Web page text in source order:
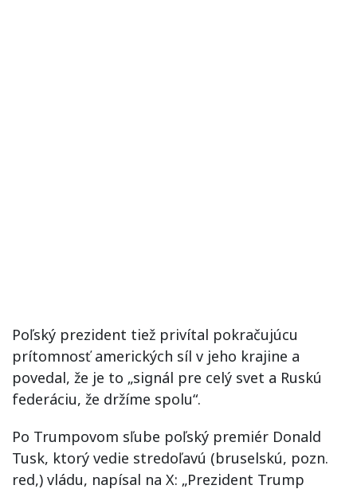
Poľský prezident tiež privítal pokračujúcu
prítomnosť amerických síl v jeho krajine a
povedal, že je to „signál pre celý svet a Ruskú
federáciu, že držíme spolu“.
Po Trumpovom sľube poľský premiér Donald
Tusk, ktorý vedie stredoľavú (bruselskú, pozn.
red,) vládu, napísal na X: „Prezident Trump